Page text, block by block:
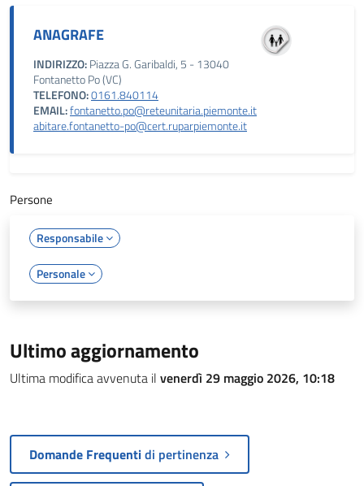
ANAGRAFE
INDIRIZZO:Piazza G. Garibaldi, 5 - 13040
Fontanetto Po (VC)
TELEFONO:0161.840114
EMAIL:fontanetto.po@reteunitaria.piemonte.it
abitare.fontanetto-po@cert.ruparpiemonte.it
Persone
Responsabile
Personale
Ultimo aggiornamento
Ultima modifica avvenuta il venerdì 29 maggio 2026, 10:18
Domande Frequentidi pertinenza